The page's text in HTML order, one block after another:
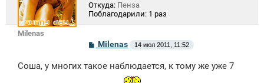
Milenas
Откуда: Пенза
Поблагодарили: 1 раз
С
о
б
Milenas 14 июл 2011, 11:52
Соша, у многих такое наблюдается, к тому же уже 7